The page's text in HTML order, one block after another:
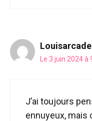
Louisarcade
Le 3 juin 2024 à
J’ai toujours
ennuyeux,